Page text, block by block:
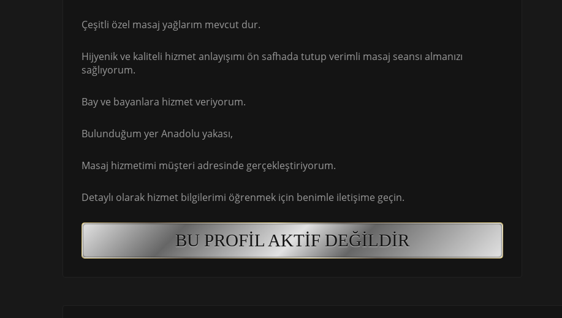
Çeşitli özel masaj yağlarım mevcut dur.
Hijyenik ve kaliteli hizmet anlayışımı ön safhada tutup verimli masaj seansı almanızı
sağlıyorum.
Bay ve bayanlara hizmet veriyorum.
Bulunduğum yer Anadolu yakası,
Masaj hizmetimi müşteri adresinde gerçekleştiriyorum.
Detaylı olarak hizmet bilgilerimi öğrenmek için benimle iletişime geçin.
BU PROFIL AKTIF DEĞILDIR